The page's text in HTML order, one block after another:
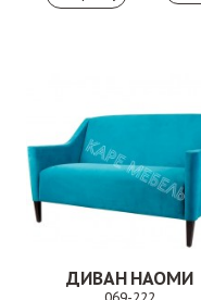
ДИВАН НАОМИ